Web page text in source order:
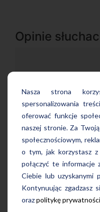
Nasza strona
spersonalizowania
oferować funkcje
naszej stronie. Za
społecznościowym,
o tym, jak korzystasz
połączyć te informacje
Ciebie lub uzyskanymi
Kontynuując zgadzasz
orazpolitykę
Opinie
„Wygodna,
położona w